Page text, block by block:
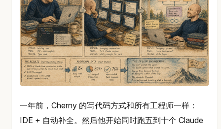
一年前，Cherny 的写代码方式和所有工程师一样：
IDE + 自动补全。然后他开始同时跑五到十个 Claude